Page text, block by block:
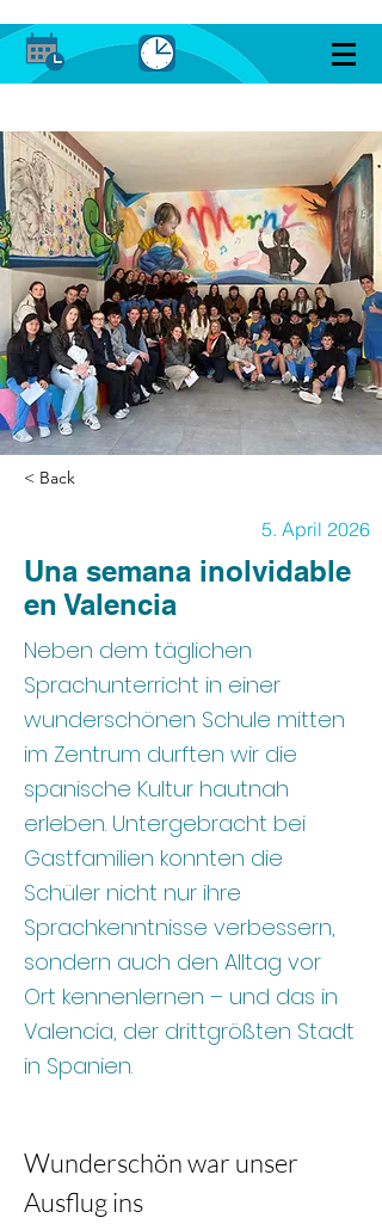
< Back
5. April 2026
Una semana inolvidable
en Valencia
Neben dem täglichen
Sprachunterricht in einer
wunderschönen Schule mitten
im Zentrum durften wir die
spanische Kultur hautnah
erleben. Untergebracht bei
Gastfamilien konnten die
Schüler nicht nur ihre
Sprachkenntnisse verbessern,
sondern auch den Alltag vor
Ort kennenlernen – und das in
Valencia, der drittgrößten Stadt
in Spanien.
Wunderschön war unser
Ausflug ins